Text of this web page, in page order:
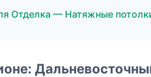
Отделка — Натяжные